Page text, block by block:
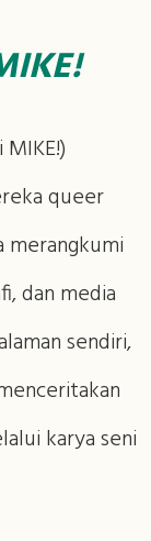
queer
merangkumi
dan media
sendiri,
karya seni